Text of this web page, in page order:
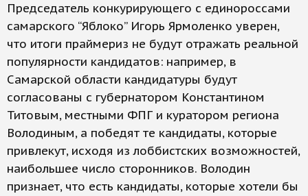
Председатель конкурирующего с единороссами
самарского “Яблоко” Игорь Ярмоленко уверен,
что итоги праймериз не будут отражать реальной
популярности кандидатов: например, в
Самарской области кандидатуры будут
согласованы с губернатором Константином
Титовым, местными ФПГ и куратором региона
Володиным, а победят те кандидаты, которые
привлекут, исходя из лоббистских возможностей,
наибольшее число сторонников. Володин
признает, что есть кандидаты, которые хотели бы